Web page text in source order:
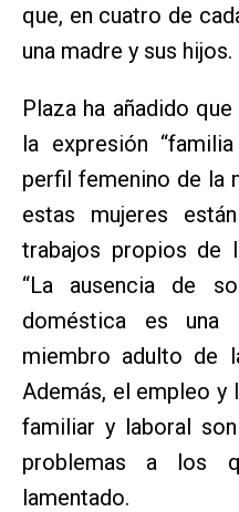
que, en cuatro de
una madre y sus hijos.
Plaza ha añadido
la expresión
perfil femenino de la
estas mujeres
trabajos propios de
“La ausencia de
doméstica es una
miembro adulto de
Además, el empleo y
familiar y laboral
problemas a los
lamentado.